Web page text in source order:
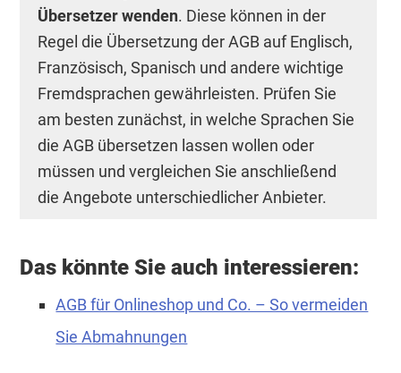
Übersetzer wenden. Diese können in der
Regel die Übersetzung der AGB auf Englisch,
Französisch, Spanisch und andere wichtige
Fremdsprachen gewährleisten. Prüfen Sie
am besten zunächst, in welche Sprachen Sie
die AGB übersetzen lassen wollen oder
müssen und vergleichen Sie anschließend
die Angebote unterschiedlicher Anbieter.
Das könnte Sie auch interessieren:
AGB für Onlineshop und Co. – So vermeiden
Sie Abmahnungen